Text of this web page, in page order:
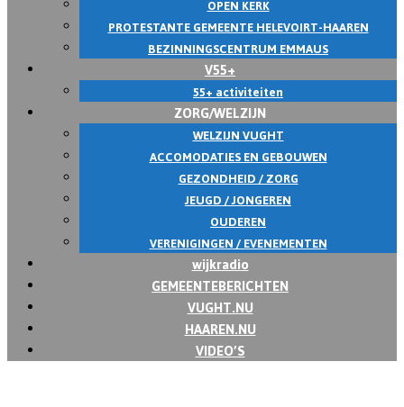
OPEN KERK
PROTESTANTE GEMEENTE HELEVOIRT-HAAREN
BEZINNINGSCENTRUM EMMAUS
V55+
55+ activiteiten
ZORG/WELZIJN
WELZIJN VUGHT
ACCOMODATIES EN GEBOUWEN
GEZONDHEID / ZORG
JEUGD / JONGEREN
OUDEREN
VERENIGINGEN / EVENEMENTEN
wijkradio
GEMEENTEBERICHTEN
VUGHT.NU
HAAREN.NU
VIDEO’S